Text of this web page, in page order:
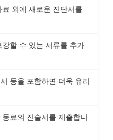
료 외에 새로운 진단서를
강할 수 있는 서류를 추가
등을 포함하면 더욱 유리
료의 진술서를 제출합니